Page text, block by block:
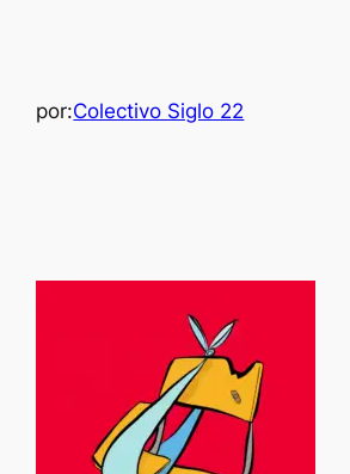
por:Colectivo Siglo 22